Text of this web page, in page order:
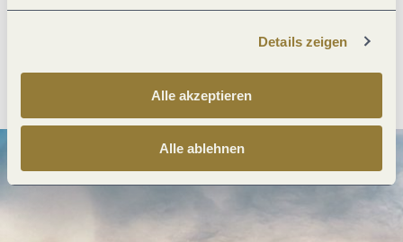
Details zeigen
Alle akzeptieren
Alle ablehnen
Anreise planen PDF erzeugen